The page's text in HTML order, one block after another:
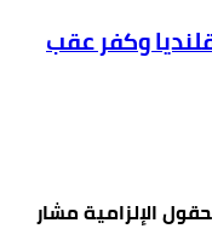
وكفر عقب
الإلزامية مشار